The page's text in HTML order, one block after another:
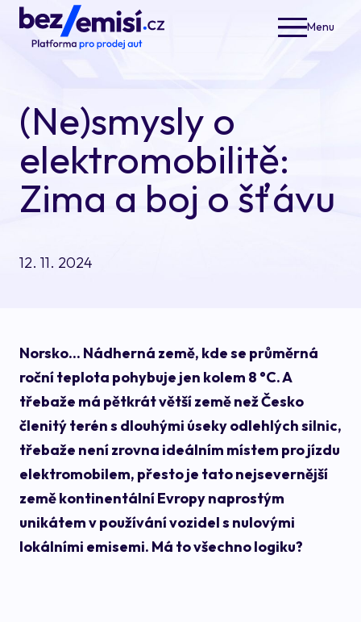
Menu
Blog
(Ne)smysly o
elektromobilitě:
Zima a boj o šťávu
12. 11. 2024
Norsko... Nádherná země, kde se průměrná
roční teplota pohybuje jen kolem 8 °C. A
třebaže má pětkrát větší země než Česko
členitý terén s dlouhými úseky odlehlých silnic,
třebaže není zrovna ideálním místem pro jízdu
elektromobilem, přesto je tato nejsevernější
země kontinentální Evropy naprostým
unikátem v používání vozidel s nulovými
lokálními emisemi. Má to všechno logiku?